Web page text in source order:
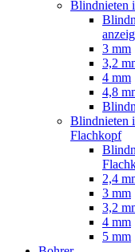
Blindnieten
3 mm
3,2
4 mm
4,8
Blindnieten
Flachkopf
2,4
3 mm
3,2
4 mm
5 mm